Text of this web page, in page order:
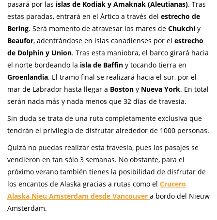
pasará por las islas de Kodiak y Amaknak (Aleutianas). Tras
estas paradas, entrará en el Ártico a través del estrecho de
Bering. Será momento de atravesar los mares de Chukchi y
Beaufor, adentrándose en islas canadienses por el estrecho
de Dolphin y Union. Tras esta maniobra, el barco girará hacia
el norte bordeando la isla de Baffin y tocando tierra en
Groenlandia. El tramo final se realizará hacia el sur, por el
mar de Labrador hasta llegar a Boston y Nueva York. En total
serán nada más y nada menos que 32 días de travesía.
Sin duda se trata de una ruta completamente exclusiva que
tendrán el privilegio de disfrutar alrededor de 1000 personas.
Quizá no puedas realizar esta travesía, pues los pasajes se
vendieron en tan sólo 3 semanas. No obstante, para el
próximo verano también tienes la posibilidad de disfrutar de
los encantos de Alaska gracias a rutas como el Crucero
Alaska Nieu Amsterdam desde Vancouver a bordo del Nieuw
Amsterdam.